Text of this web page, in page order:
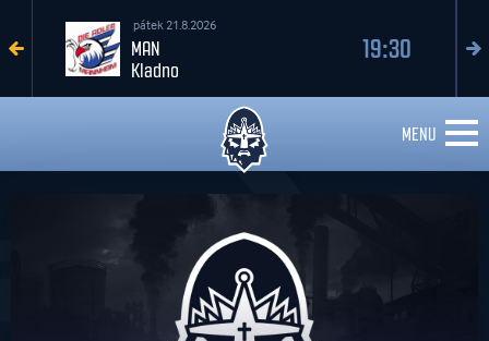
pátek 21.8.2026
MAN
Kladno
19:30
MENU